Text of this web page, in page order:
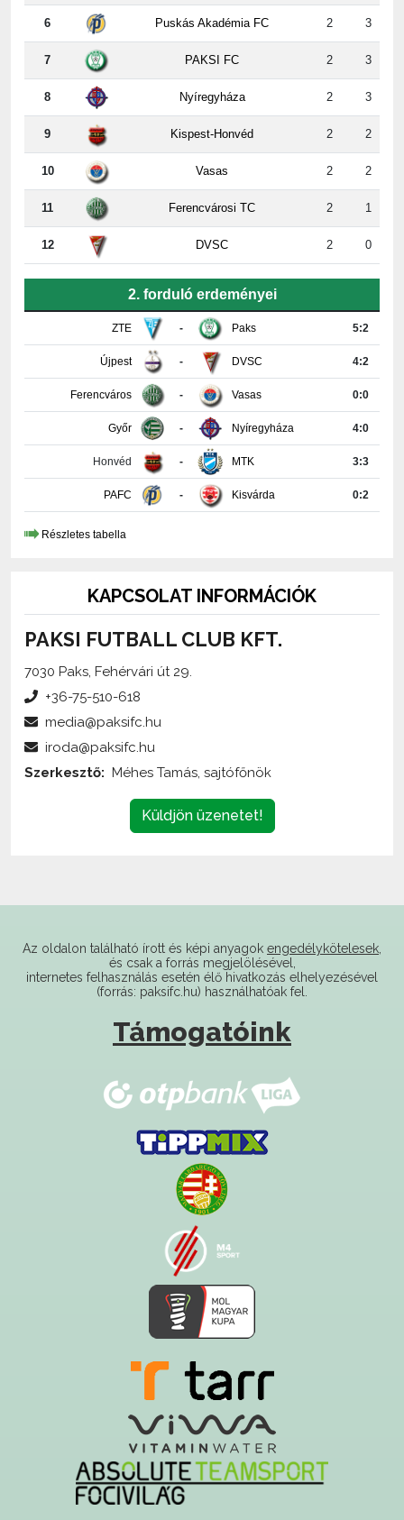
7 PAKSI FC 2 3
8 Nyíregyháza 2 3
9 Kispest-Honvéd 2 2
10 Vasas 2 2
11 Ferencvárosi TC 2 1
12 DVSC 2 0
ZTE - Paks
Újpest DVSC 4:2
Ferencváros Vasas 0:0
Győr Nyíregyháza 4:0
Honvéd MTK 3:3
PAFC Kisvárda 0:2
Részletes tabella
PAKSI FUTBALL CLUB KFT.
7030 Paks, Fehérvári út 29.
Küldjön üzenetet!
internetes felhasználás esetén élő hivatkozás elhelyezésével
(forrás: paksifc.hu) használhatóak fel.
Támogatóink
Ezt az oldalt a Hawk System készítette és üzemelteti!